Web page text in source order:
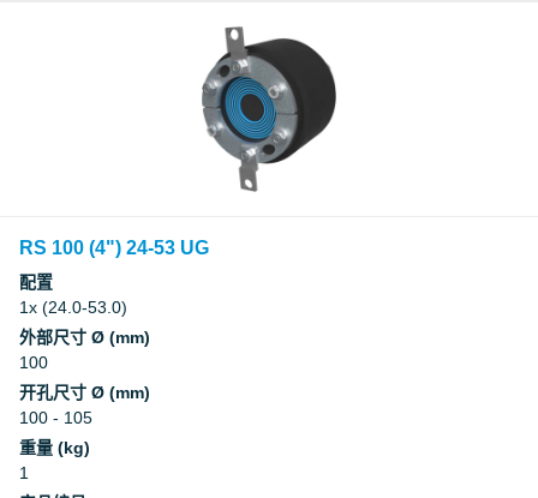
RS 100 (4") 24-53 UG
配置
1x (24.0-53.0)
外部尺寸 Ø (mm)
100
开孔尺寸 Ø (mm)
100 - 105
重量 (kg)
1